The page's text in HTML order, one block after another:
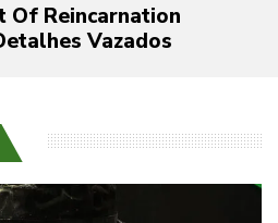
Of Reincarnation
Vazados